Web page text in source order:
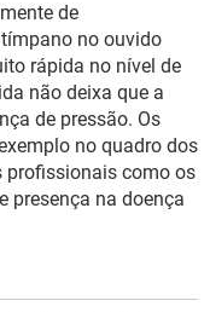
de
no ouvido
rápida no nível de
não deixa que a
de pressão. Os
no quadro dos
profissionais como os
presença na doença